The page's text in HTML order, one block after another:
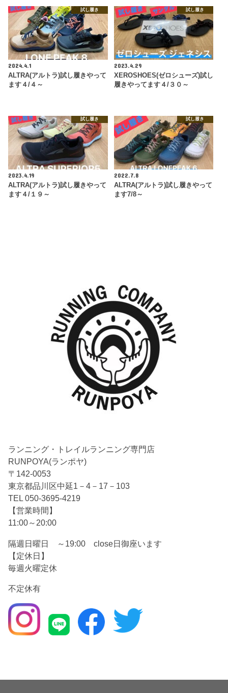
試し履き
2024.4.1
ALTRA(アルトラ)試し履きやって
ます４/４～
試し履き
2023.4.29
XEROSHOES(ゼロシューズ)試し
履きやってます４/３０～
試し履き
2023.4.19
ALTRA(アルトラ)試し履きやって
ます４/１９～
試し履き
2022.7.8
ALTRA(アルトラ)試し履きやって
ます7/8～
ランニング・トレイルランニング専門店
RUNPOYA(ランポヤ)
〒142-0053
東京都品川区中延1－4－17－103
TEL 050-3695-4219
【営業時間】
11:00～20:00
隔週日曜日 ～19:00 close日御座います
【定休日】
毎週火曜定休
不定休有